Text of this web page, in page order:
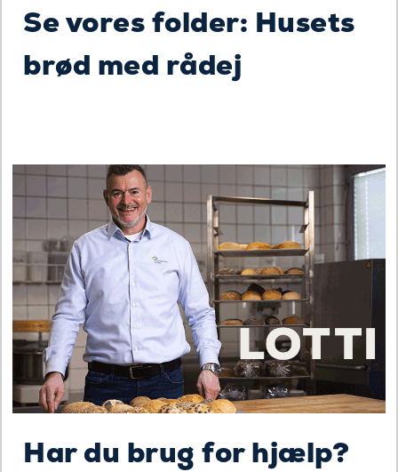
Se vores folder: Husets
brød med rådej
Har du brug for hjælp?